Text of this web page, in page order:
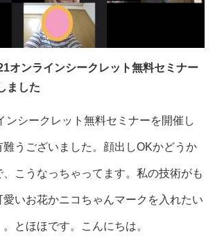
オンラインシークレット無料セミナー
ました
ンシークレット無料セミナーを開催し
難うございました。顔出しOKかどうか
、こうなっちゃってます。私の技術がも
愛いお花かニコちゃんマークを入れたい
とほほです。こんにちは。